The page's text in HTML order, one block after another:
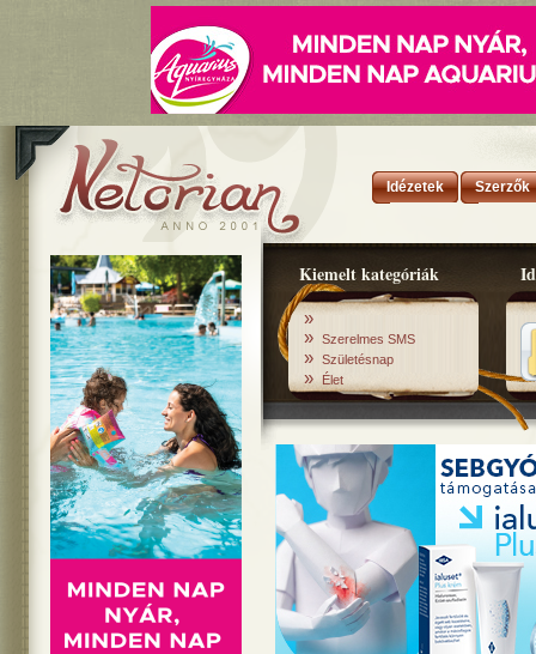
Idézetek Szerzők
Kiemelt kategóriák
»
» Szerelmes SMS
» Születésnap
» Élet